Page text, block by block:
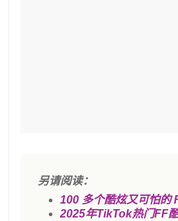
另请阅读：
100 多个酷炫又可怕的
2025年TikTok热门FF